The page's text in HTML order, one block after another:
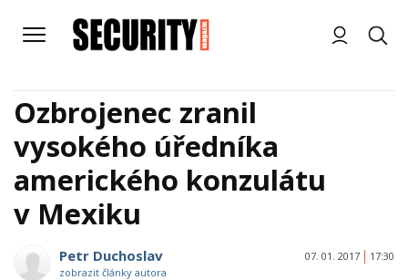
Ozbrojenec zranil
vysokého úředníka
amerického konzulátu
v Mexiku
Petr Duchoslav
zobrazit články autora
07. 01. 2017 17:30